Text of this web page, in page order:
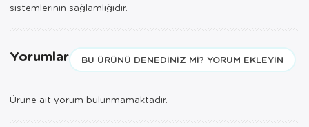
sistemlerinin sağlamlığıdır.
Yorumlar BU ÜRÜNÜ DENEDINIZ MI? YORUM EKLEYIN
Ürüne ait yorum bulunmamaktadır.